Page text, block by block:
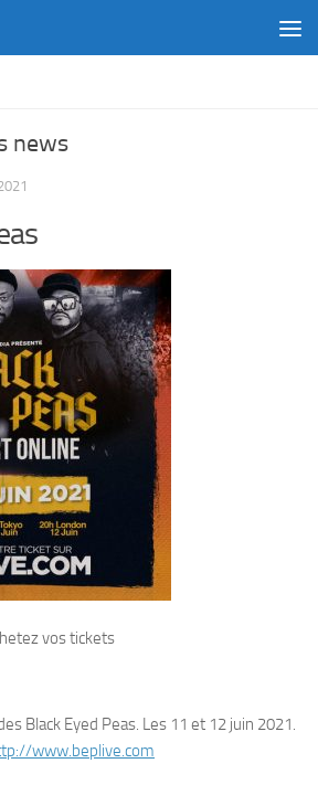
news
Black Eyed Peas. Les 11 et 12 juin 2021.
www.beplive.com